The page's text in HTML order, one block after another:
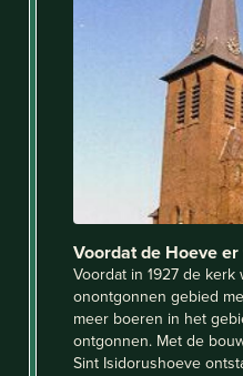
Voordat de Hoeve er
Voordat in 1927 de
onontgonnen gebied
meer boeren in het
ontgonnen. Met de
Sint Isidorushoeve